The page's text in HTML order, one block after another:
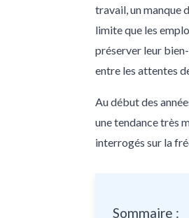
travail, un manque
limite que les
préserver leur
entre les attentes
Au début des
une tendance très
interrogés sur la
Sommaire :